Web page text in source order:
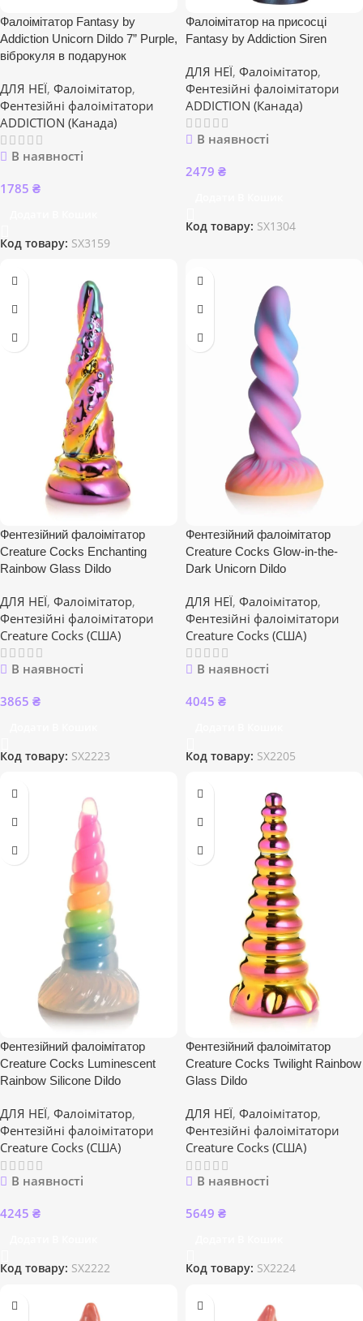
Фалоімітатор Fantasy by
Addiction Unicorn Dildo 7” Purple,
віброкуля в подарунок
ДЛЯ НЕЇ, Фалоімітатор,
Фентезійні фалоімітатори
ADDICTION (Канада)
В наявності
1785 ₴
Код товару: SX3159
Фалоімітатор на присосці
Fantasy by Addiction Siren
ДЛЯ НЕЇ, Фалоімітатор,
Фентезійні фалоімітатори
ADDICTION (Канада)
В наявності
2479 ₴
Код товару: SX1304
Фентезійний фалоімітатор
Creature Cocks Enchanting
Rainbow Glass Dildo
ДЛЯ НЕЇ, Фалоімітатор,
Фентезійні фалоімітатори
Creature Cocks (США)
В наявності
3865 ₴
Код товару: SX2223
Фентезійний фалоімітатор
Creature Cocks Glow-in-the-
Dark Unicorn Dildo
ДЛЯ НЕЇ, Фалоімітатор,
Фентезійні фалоімітатори
Creature Cocks (США)
В наявності
4045 ₴
Код товару: SX2205
Фентезійний фалоімітатор
Creature Cocks Luminescent
Rainbow Silicone Dildo
ДЛЯ НЕЇ, Фалоімітатор,
Фентезійні фалоімітатори
Creature Cocks (США)
В наявності
4245 ₴
Код товару: SX2222
Фентезійний фалоімітатор
Creature Cocks Twilight Rainbow
Glass Dildo
ДЛЯ НЕЇ, Фалоімітатор,
Фентезійні фалоімітатори
Creature Cocks (США)
В наявності
5649 ₴
Код товару: SX2224